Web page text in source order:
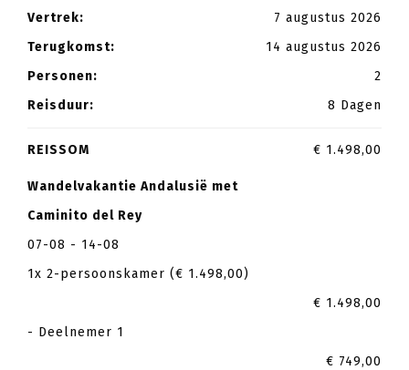
Vertrek:
7 augustus 2026
Terugkomst:
14 augustus 2026
Personen:
2
Reisduur:
8 Dagen
REISSOM € 1.498,00
Wandelvakantie Andalusië met
Caminito del Rey
07-08 - 14-08
1x 2-persoonskamer (€ 1.498,00)
€ 1.498,00
- Deelnemer 1
€ 749,00